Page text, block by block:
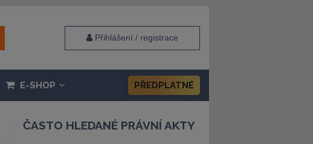
Přihlášení / registrace
E-SHOP PŘEDPLATNÉ
ČASTO HLEDANÉ PRÁVNÍ AKTY